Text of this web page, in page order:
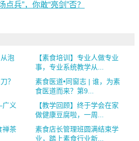
点兵”，你敢“亮剑”否？
泡
【素食培训】专业人做专业
事，专业系统教学从...
？
素食医道•同窗志 | 谁，为素
食医道而来？第9...
义
【教学回顾】终于学会在家
做健康豆腐啦，一周...
禅茶
素食店长管理班圆满结束学
业，踏上素食行业新...